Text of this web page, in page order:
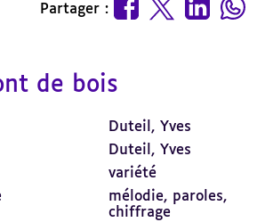
Partager :
de bois
Duteil, Yves
Duteil, Yves
variété
mélodie, paroles,
chiffrage